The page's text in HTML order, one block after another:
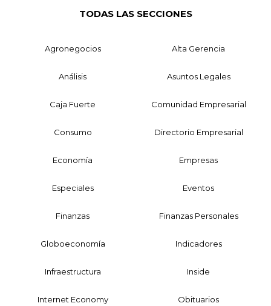
TODAS LAS SECCIONES
Agronegocios Alta Gerencia
Análisis Asuntos Legales
Caja Fuerte Comunidad Empresarial
Consumo Directorio Empresarial
Economía Empresas
Especiales Eventos
Finanzas Finanzas Personales
Globoeconomía Indicadores
Infraestructura Inside
Internet Economy Obituarios